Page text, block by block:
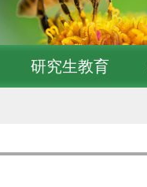
研究生教育